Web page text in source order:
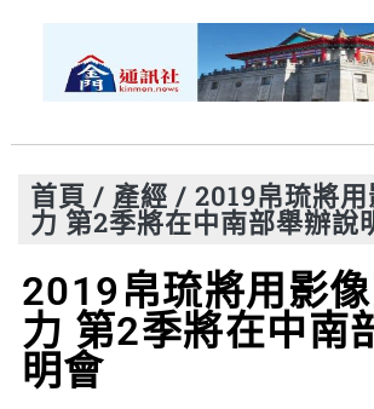
首頁 / 產經 / 2019帛琉將
力 第2季將在中南部舉辦說
2019帛琉將用影
力 第2季將在中南
明會